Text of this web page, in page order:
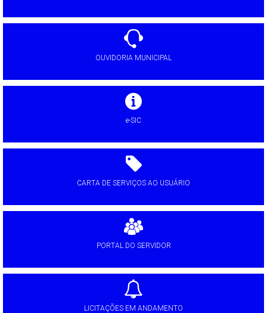
OUVIDORIA MUNICIPAL
e-SIC
CARTA DE SERVIÇOS AO USUÁRIO
PORTAL DO SERVIDOR
LICITAÇÕES EM ANDAMENTO